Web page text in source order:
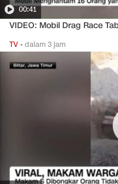
00:41
VIDEO: Mobil Drag Race
TV •dalam 3 jam